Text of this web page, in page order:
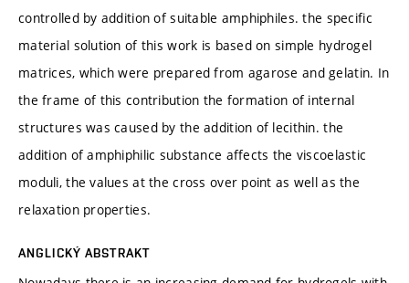
controlled by addition of suitable amphiphiles. the specific
material solution of this work is based on simple hydrogel
matrices, which were prepared from agarose and gelatin. In
the frame of this contribution the formation of internal
structures was caused by the addition of lecithin. the
addition of amphiphilic substance affects the viscoelastic
moduli, the values at the cross over point as well as the
relaxation properties.
ANGLICKÝ ABSTRAKT